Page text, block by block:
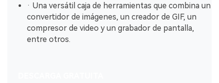
· Una versátil caja de herramientas que combina un
convertidor de imágenes, un creador de GIF, un
compresor de video y un grabador de pantalla,
entre otros.